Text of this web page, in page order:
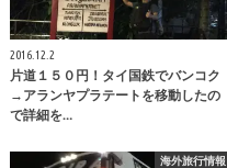
2016.12.2
片道１５０円！タイ国鉄でバンコク
→アランヤプラテートを移動したの
で詳細を…
海外旅行情報